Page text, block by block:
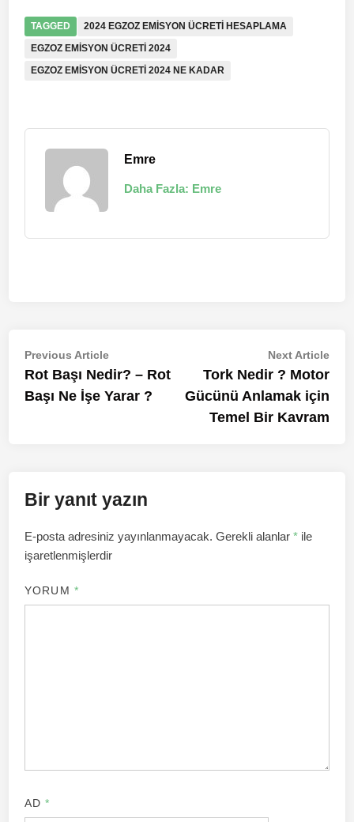
TAGGED
2024 EGZOZ EMISYON ÜCRETI HESAPLAMA
EGZOZ EMISYON ÜCRETI 2024
EGZOZ EMISYON ÜCRETI 2024 NE KADAR
Emre
Daha Fazla: Emre
Yazı
gezinmesi
Previous ArticlePrevious
article:
Rot Başı Nedir? – Rot
Başı Ne İşe Yarar ?
Next ArticleNext
Tork Nedir ? Motor
Gücünü Anlamak için
Temel Bir Kavram
Bir yanıt yazın
E-posta adresiniz yayınlanmayacak. Gerekli alanlar* ile
işaretlenmişlerdir
YORUM *
AD*